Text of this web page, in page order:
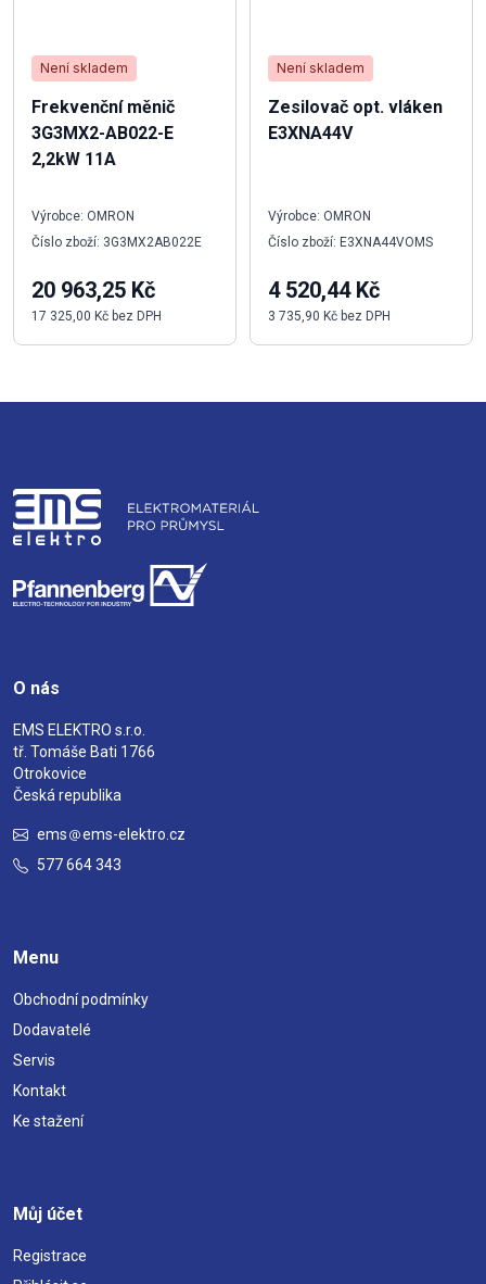
Není skladem
Frekvenční měnič
3G3MX2-AB022-E
2,2kW 11A
Výrobce: OMRON
Číslo zboží: 3G3MX2AB022E
20 963,25 Kč
17 325,00 Kč bez DPH
Není skladem
Zesilovač opt. vláken
E3XNA44V
Výrobce: OMRON
Číslo zboží: E3XNA44VOMS
4 520,44 Kč
3 735,90 Kč bez DPH
O nás
EMS ELEKTRO s.r.o.
tř. Tomáše Bati 1766
Otrokovice
Česká republika
ems
ems-elektro.cz
577 664 343
Menu
Obchodní podmínky
Dodavatelé
Servis
Kontakt
Ke stažení
Můj účet
Registrace